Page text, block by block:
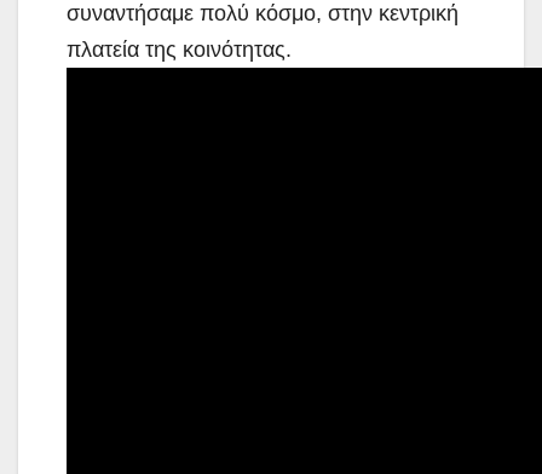
συναντήσαμε πολύ κόσμο, στην κεντρική
πλατεία της κοινότητας.